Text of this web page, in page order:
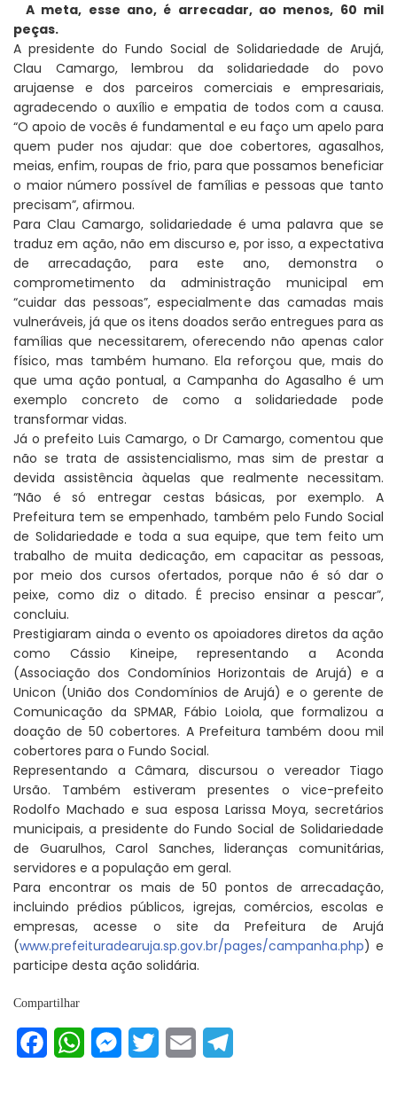
A meta, esse ano, é arrecadar, ao menos, 60 mil
peças.
A presidente do Fundo Social de Solidariedade de Arujá,
Clau Camargo, lembrou da solidariedade do povo
arujaense e dos parceiros comerciais e empresariais,
agradecendo o auxílio e empatia de todos com a causa.
“O apoio de vocês é fundamental e eu faço um apelo para
quem puder nos ajudar: que doe cobertores, agasalhos,
meias, enfim, roupas de frio, para que possamos beneficiar
o maior número possível de famílias e pessoas que tanto
precisam”, afirmou.
Para Clau Camargo, solidariedade é uma palavra que se
traduz em ação, não em discurso e, por isso, a expectativa
de arrecadação, para este ano, demonstra o
comprometimento da administração municipal em
“cuidar das pessoas”, especialmente das camadas mais
vulneráveis, já que os itens doados serão entregues para as
famílias que necessitarem, oferecendo não apenas calor
físico, mas também humano. Ela reforçou que, mais do
que uma ação pontual, a Campanha do Agasalho é um
exemplo concreto de como a solidariedade pode
transformar vidas.
Já o prefeito Luis Camargo, o Dr Camargo, comentou que
não se trata de assistencialismo, mas sim de prestar a
devida assistência àquelas que realmente necessitam.
“Não é só entregar cestas básicas, por exemplo. A
Prefeitura tem se empenhado, também pelo Fundo Social
de Solidariedade e toda a sua equipe, que tem feito um
trabalho de muita dedicação, em capacitar as pessoas,
por meio dos cursos ofertados, porque não é só dar o
peixe, como diz o ditado. É preciso ensinar a pescar”,
concluiu.
Prestigiaram ainda o evento os apoiadores diretos da ação
como Cássio Kineipe, representando a Aconda
(Associação dos Condomínios Horizontais de Arujá) e a
Unicon (União dos Condomínios de Arujá) e o gerente de
Comunicação da SPMAR, Fábio Loiola, que formalizou a
doação de 50 cobertores. A Prefeitura também doou mil
cobertores para o Fundo Social.
Representando a Câmara, discursou o vereador Tiago
Ursão. Também estiveram presentes o vice-prefeito
Rodolfo Machado e sua esposa Larissa Moya, secretários
municipais, a presidente do Fundo Social de Solidariedade
de Guarulhos, Carol Sanches, lideranças comunitárias,
servidores e a população em geral.
Para encontrar os mais de 50 pontos de arrecadação,
incluindo prédios públicos, igrejas, comércios, escolas e
empresas, acesse o site da Prefeitura de Arujá
(www.prefeituradearuja.sp.gov.br/pages/campanha.php) e
participe desta ação solidária.
Compartilhar
FacebookWhatsAppMessenger
Twitter Email